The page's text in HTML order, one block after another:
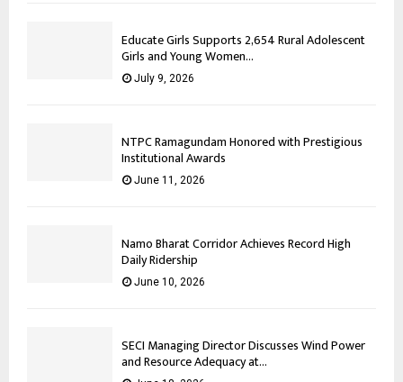
Educate Girls Supports 2,654 Rural Adolescent
Girls and Young Women...
July 9, 2026
NTPC Ramagundam Honored with Prestigious
Institutional Awards
June 11, 2026
Namo Bharat Corridor Achieves Record High
Daily Ridership
June 10, 2026
SECI Managing Director Discusses Wind Power
and Resource Adequacy at...